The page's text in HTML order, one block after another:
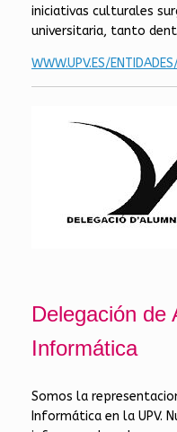
iniciativas culturales
universitaria, tanto
WWW.UPV.ES/
Delegación de
Informática
Somos la
Informática en la UPV.